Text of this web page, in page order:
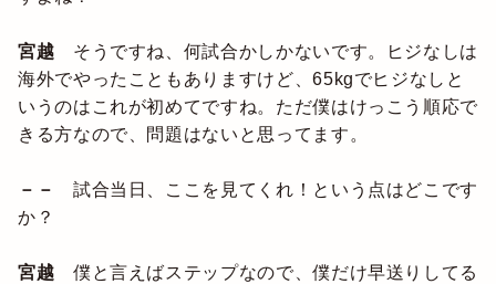
宮越 そうですね、何試合かしかないです。ヒジなしは
海外でやったこともありますけど、65kgでヒジなしと
いうのはこれが初めてですね。ただ僕はけっこう順応で
きる方なので、問題はないと思ってます。
－－ 試合当日、ここを見てくれ！という点はどこです
か？
宮越 僕と言えばステップなので、僕だけ早送りしてる